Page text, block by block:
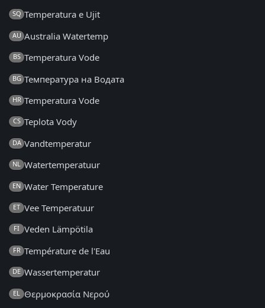
SQ Temperatura e Ujit
AU Australia Watertemp
BS Temperatura Vode
BG Температура на Водата
HR Temperatura Vode
CS Teplota Vody
DA Vandtemperatur
NL Watertemperatuur
EN Water Temperature
ET Vee Temperatuur
FI Veden Lämpötila
FR Température de l'Eau
DE Wassertemperatur
EL Θερμοκρασία Νερού